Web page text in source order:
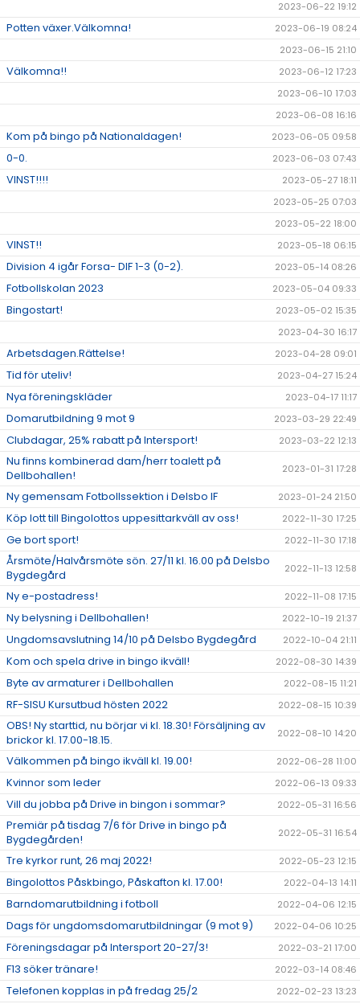
2023-06-22 19:12
Potten växer.Välkomna!
2023-06-19 08:24
2023-06-15 21:10
Välkomna!!
2023-06-12 17:23
2023-06-10 17:03
2023-06-08 16:16
Kom på bingo på Nationaldagen! 2023-06-05 09:58
0-0. 2023-06-03 07:43
VINST!!!!
2023-05-27 18:11
2023-05-25 07:03
2023-05-22 18:00
VINST!! 2023-05-18 06:15
Division 4 igår Forsa- DIF 1-3 (0-2). 2023-05-14 08:26
Fotbollskolan 2023 2023-05-04 09:33
Bingostart!
2023-05-02 15:35
2023-04-30 16:17
Arbetsdagen.Rättelse! 2023-04-28 09:01
Tid för uteliv! 2023-04-27 15:24
Nya föreningskläder 2023-04-17 11:17
Domarutbildning 9 mot 9 2023-03-29 22:49
Clubdagar, 25% rabatt på Intersport! 2023-03-22 12:13
Nu finns kombinerad dam/herr toalett på
Dellbohallen!
2023-01-31 17:28
Ny gemensam Fotbollssektion i Delsbo IF 2023-01-24 21:50
Köp lott till Bingolottos uppesittarkväll av oss! 2022-11-30 17:25
Ge bort sport! 2022-11-30 17:18
Årsmöte/Halvårsmöte sön. 27/11 kl. 16.00 på Delsbo
Bygdegård
2022-11-13 12:58
Ny e-postadress! 2022-11-08 17:15
Ny belysning i Dellbohallen! 2022-10-19 21:37
Ungdomsavslutning 14/10 på Delsbo Bygdegård 2022-10-04 21:11
Kom och spela drive in bingo ikväll! 2022-08-30 14:39
Byte av armaturer i Dellbohallen 2022-08-15 11:21
RF-SISU Kursutbud hösten 2022 2022-08-15 10:39
OBS! Ny starttid, nu börjar vi kl. 18.30! Försäljning av
brickor kl. 17.00-18.15.
2022-08-10 14:20
Välkommen på bingo ikväll kl. 19.00! 2022-06-28 11:00
Kvinnor som leder 2022-06-13 09:33
Vill du jobba på Drive in bingon i sommar? 2022-05-31 16:56
Premiär på tisdag 7/6 för Drive in bingo på
Bygdegården!
2022-05-31 16:54
Tre kyrkor runt, 26 maj 2022! 2022-05-23 12:15
Bingolottos Påskbingo, Påskafton kl. 17.00! 2022-04-13 14:11
Barndomarutbildning i fotboll 2022-04-06 12:15
Dags för ungdomsdomarutbildningar (9 mot 9) 2022-04-06 10:25
Föreningsdagar på Intersport 20-27/3! 2022-03-21 17:00
F13 söker tränare! 2022-03-14 08:46
Telefonen kopplas in på fredag 25/2 2022-02-23 13:23